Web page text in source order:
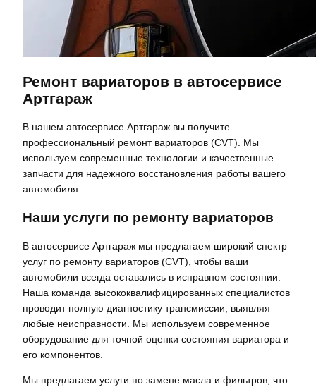
Ремонт вариаторов в автосервисе
Артгараж
В нашем автосервисе Артгараж вы получите
профессиональный ремонт вариаторов (CVT). Мы
используем современные технологии и качественные
запчасти для надежного восстановления работы вашего
автомобиля.
Наши услуги по ремонту вариаторов
В автосервисе Артгараж мы предлагаем широкий спектр
услуг по ремонту вариаторов (CVT), чтобы ваши
автомобили всегда оставались в исправном состоянии.
Наша команда высококвалифицированных специалистов
проводит полную диагностику трансмиссии, выявляя
любые неисправности. Мы используем современное
оборудование для точной оценки состояния вариатора и
его компонентов.
Мы предлагаем услуги по замене масла и фильтров, что